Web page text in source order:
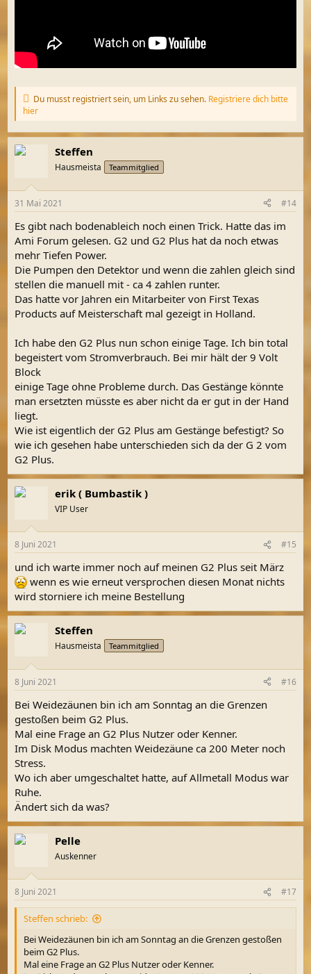
Du musst registriert sein, um Links zu sehen. Registriere dich bitte
hier
Steffen
Hausmeista Teammitglied
31 Mai 2021 #14
Es gibt nach bodenableich noch einen Trick. Hatte das im
Ami Forum gelesen. G2 und G2 Plus hat da noch etwas
mehr Tiefen Power.
Die Pumpen den Detektor und wenn die zahlen gleich sind
stellen die manuell mit - ca 4 zahlen runter.
Das hatte vor Jahren ein Mitarbeiter von First Texas
Products auf Meisterschaft mal gezeigt in Holland.
Ich habe den G2 Plus nun schon einige Tage. Ich bin total
begeistert vom Stromverbrauch. Bei mir hält der 9 Volt
Block
einige Tage ohne Probleme durch. Das Gestänge könnte
man ersetzten müsste es aber nicht da er gut in der Hand
liegt.
Wie ist eigentlich der G2 Plus am Gestänge befestigt? So
wie ich gesehen habe unterschieden sich da der G 2 vom
G2 Plus.
erik ( Bumbastik )
VIP User
8 Juni 2021 #15
und ich warte immer noch auf meinen G2 Plus seit März
wenn es wie erneut versprochen diesen Monat nichts
wird storniere ich meine Bestellung
Steffen
Hausmeista Teammitglied
8 Juni 2021 #16
Bei Weidezäunen bin ich am Sonntag an die Grenzen
gestoßen beim G2 Plus.
Mal eine Frage an G2 Plus Nutzer oder Kenner.
Im Disk Modus machten Weidezäune ca 200 Meter noch
Stress.
Wo ich aber umgeschaltet hatte, auf Allmetall Modus war
Ruhe.
Ändert sich da was?
Pelle
Auskenner
8 Juni 2021 #17
Steffen schrieb:
Bei Weidezäunen bin ich am Sonntag an die Grenzen gestoßen
beim G2 Plus.
Mal eine Frage an G2 Plus Nutzer oder Kenner.